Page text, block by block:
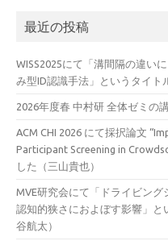
最近の投稿
WISS2025にて「溝間隔の違い
み型ID認識手法」というタイト
2026年度春 中村研 全体ゼミの
ACM CHI 2026 にて採択論文
Participant Screening in
した（三山貴也）
MVE研究会にて「ドライビン
認知的狭さにおよぼす影響」と
谷航太）